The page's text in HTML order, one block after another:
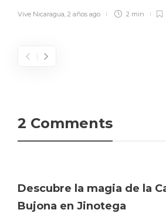
Vive Nicaragua, 2 años ago 2 min
2 Comments
Descubre la magia de la
Bujona en Jinotega